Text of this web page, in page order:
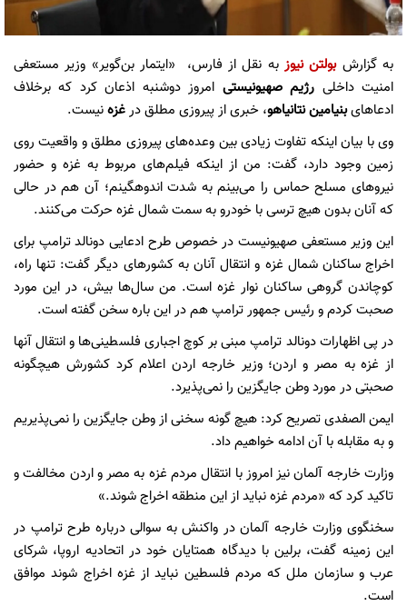
به گزارش بولتن نیوز به نقل از فارس، «ایتمار بن‌گویر» وزیر مستعفی
امنیت داخلی رژیم صهیونیستی امروز دوشنبه اذعان کرد که برخلاف
ادعاهایبنیامین نتانیاهو، خبری از پیروزی مطلق درغزهنیست.
وی با بیان اینکه تفاوت زیادی بین وعده‌های پیروزی مطلق و واقعیت روی
زمین وجود دارد، گفت: من از اینکه فیلم‌های مربوط به غزه و حضور
نیروهای مسلح حماس را می‌بینم به شدت اندوهگینم؛ آن هم در حالی
که آنان بدون هیچ ترسی با خودرو به سمت شمال غزه حرکت می‌کنند.
این وزیر مستعفی صهیونیست در خصوص طرح ادعایی دونالد ترامپ برای
اخراج ساکنان شمال غزه و انتقال آنان به کشورهای دیگر گفت: تنها راه،
کوچاندن گروهی ساکنان نوار غزه است. من سال‌ها بیش، در این مورد
صحبت کردم و رئیس جمهور ترامپ هم در این باره سخن گفته است.
در پی اظهارات دونالد ترامپ مبنی بر کوچ اجباری فلسطینی‌ها و انتقال آنها
از غزه به مصر و اردن؛ وزیر خارجه اردن اعلام کرد کشورش هیچگونه
صحبتی در مورد وطن جایگزین را نمی‌پذیرد.
ایمن الصفدی تصریح کرد: هیچ گونه سخنی از وطن جایگزین را نمی‌پذیریم
و به مقابله با آن ادامه خواهیم داد.
وزارت خارجه آلمان نیز امروز با انتقال مردم غزه به مصر و اردن مخالفت و
تاکید کرد که «مردم غزه نباید از این منطقه اخراج شوند.»
سخنگوی وزارت خارجه آلمان در واکنش به سوالی درباره طرح ترامپ در
این زمینه گفت، برلین با دیدگاه همتایان خود در اتحادیه اروپا، شرکای
عرب و سازمان ملل که مردم فلسطین نباید از غزه اخراج شوند موافق
است.